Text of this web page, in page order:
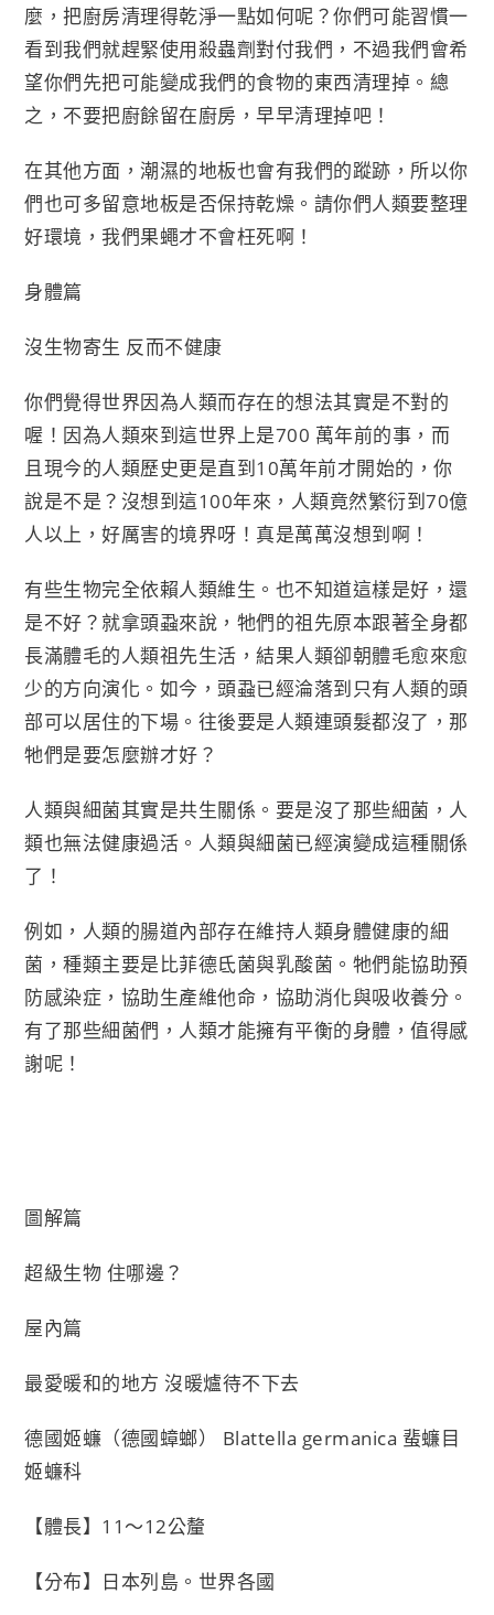
麼，把廚房清理得乾淨一點如何呢？你們可能習慣一
看到我們就趕緊使用殺蟲劑對付我們，不過我們會希
望你們先把可能變成我們的食物的東西清理掉。總
之，不要把廚餘留在廚房，早早清理掉吧！
在其他方面，潮濕的地板也會有我們的蹤跡，所以你
們也可多留意地板是否保持乾燥。請你們人類要整理
好環境，我們果蠅才不會枉死啊！
身體篇
沒生物寄生 反而不健康
你們覺得世界因為人類而存在的想法其實是不對的
喔！因為人類來到這世界上是700 萬年前的事，而
且現今的人類歷史更是直到10萬年前才開始的，你
說是不是？沒想到這100年來，人類竟然繁衍到70億
人以上，好厲害的境界呀！真是萬萬沒想到啊！
有些生物完全依賴人類維生。也不知道這樣是好，還
是不好？就拿頭蝨來說，牠們的祖先原本跟著全身都
長滿體毛的人類祖先生活，結果人類卻朝體毛愈來愈
少的方向演化。如今，頭蝨已經淪落到只有人類的頭
部可以居住的下場。往後要是人類連頭髮都沒了，那
牠們是要怎麼辦才好？
人類與細菌其實是共生關係。要是沒了那些細菌，人
類也無法健康過活。人類與細菌已經演變成這種關係
了！
例如，人類的腸道內部存在維持人類身體健康的細
菌，種類主要是比菲德氐菌與乳酸菌。牠們能協助預
防感染症，協助生產維他命，協助消化與吸收養分。
有了那些細菌們，人類才能擁有平衡的身體，值得感
謝呢！
圖解篇
超級生物 住哪邊？
屋內篇
最愛暖和的地方 沒暖爐待不下去
德國姬蠊（德國蟑螂） Blattella germanica 蜚蠊目
姬蠊科
【體長】11～12公釐
【分布】日本列島。世界各國